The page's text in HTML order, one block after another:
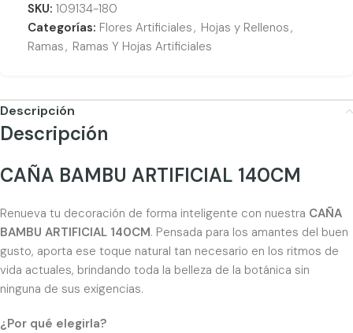
SKU: 109134-180
Categorías: Flores Artificiales, Hojas y Rellenos,
Ramas, Ramas Y Hojas Artificiales
Descripción
Descripción
CAÑA BAMBU ARTIFICIAL 140CM
Renueva tu decoración de forma inteligente con nuestra CAÑA
BAMBU ARTIFICIAL 140CM. Pensada para los amantes del buen
gusto, aporta ese toque natural tan necesario en los ritmos de
vida actuales, brindando toda la belleza de la botánica sin
ninguna de sus exigencias.
¿Por qué elegirla?